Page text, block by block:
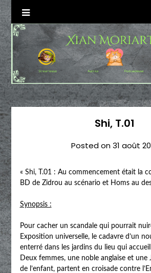
Skip
to
content
Xian Moriarty
Autrice SFFF & Blogueuse & Streameuse
Shi, T.01
Posted on31 août
« Shi, T.01 : Au commencement était la
BD de Zidrou au scénario et Homs au
Synopsis :
Pour cacher un scandale qui pourrait
Exposition universelle, le cadavre d’un
enterré dans les jardins du lieu qui
Deux femmes, une noble anglaise et une
de l’enfant, partent en croisade contre